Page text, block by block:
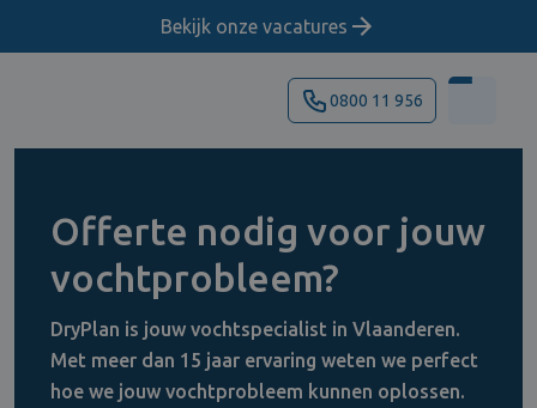
Bekijk onze vacatures
0800 11 956
Offerte nodig voor jouw
vochtprobleem?
DryPlan is jouw vochtspecialist in Vlaanderen.
Met meer dan 15 jaar ervaring weten we perfect
hoe we jouw vochtprobleem kunnen oplossen.